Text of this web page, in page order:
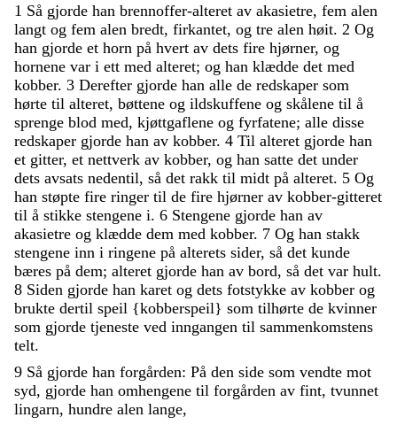
1 Så gjorde han brennoffer-alteret av akasietre, fem alen
langt og fem alen bredt, firkantet, og tre alen høit. 2 Og
han gjorde et horn på hvert av dets fire hjørner, og
hornene var i ett med alteret; og han klædde det med
kobber. 3 Derefter gjorde han alle de redskaper som
hørte til alteret, bøttene og ildskuffene og skålene til å
sprenge blod med, kjøttgaflene og fyrfatene; alle disse
redskaper gjorde han av kobber. 4 Til alteret gjorde han
et gitter, et nettverk av kobber, og han satte det under
dets avsats nedentil, så det rakk til midt på alteret. 5 Og
han støpte fire ringer til de fire hjørner av kobber-gitteret
til å stikke stengene i. 6 Stengene gjorde han av
akasietre og klædde dem med kobber. 7 Og han stakk
stengene inn i ringene på alterets sider, så det kunde
bæres på dem; alteret gjorde han av bord, så det var hult.
8 Siden gjorde han karet og dets fotstykke av kobber og
brukte dertil speil {kobberspeil} som tilhørte de kvinner
som gjorde tjeneste ved inngangen til sammenkomstens
telt.
9 Så gjorde han forgården: På den side som vendte mot
syd, gjorde han omhengene til forgården av fint, tvunnet
lingarn, hundre alen lange,